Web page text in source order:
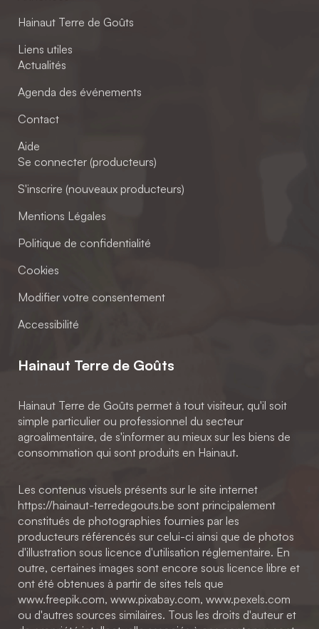
Hainaut Terre de Goûts
Liens utiles
Actualités
Agenda des événements
Contact
Aide
Se connecter (producteurs)
S'inscrire (nouveaux producteurs)
Mentions Légales
Politique de confidentialité
Cookies
Modifier votre consentement
Accessibilité
Hainaut Terre de Goûts
Hainaut Terre de Goûts permet à tout visiteur, qu'il soit
simple particulier ou professionnel du secteur
agroalimentaire, de s'informer au mieux sur les biens de
consommation qui sont produits en Hainaut.
Les contenus visuels présents sur le site internet
https://hainaut-terredegouts.be sont principalement
constitués de photographies fournies par les
producteurs référencés sur celui-ci ainsi que de photos
d'illustration sous licence d'utilisation réglementaire. En
outre, certaines images sont encore sous licence libre et
ont été obtenues à partir de sites tels que
www.freepik.com, www.pixabay.com, www.pexels.com
ou d'autres sources similaires. Tous les droits d'auteur et